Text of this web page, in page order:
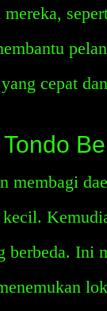
cepat
membagi
berbeda. Ini